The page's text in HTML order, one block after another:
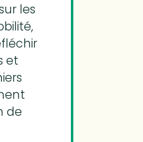
les
et
de